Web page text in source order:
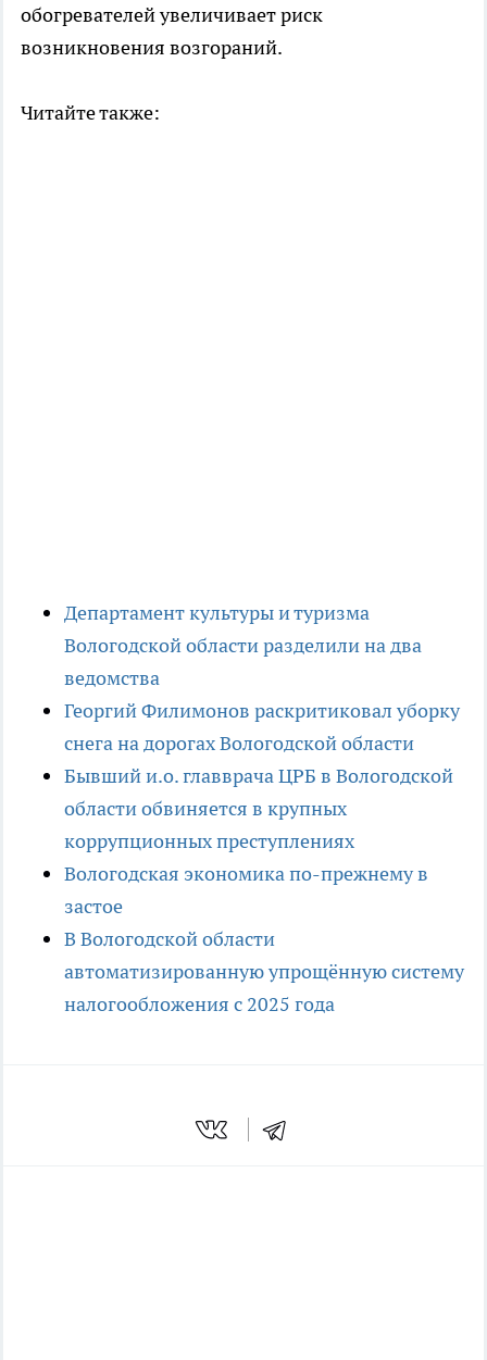
обогревателей увеличивает риск
возникновения возгораний.
Читайте также:
Департамент культуры и туризма
Вологодской области разделили на два
ведомства
Георгий Филимонов раскритиковал уборку
снега на дорогах Вологодской области
Бывший и.о. главврача ЦРБ в Вологодской
области обвиняется в крупных
коррупционных преступлениях
Вологодская экономика по-прежнему в
застое
В Вологодской области
автоматизированную упрощённую систему
налогообложения с 2025 года